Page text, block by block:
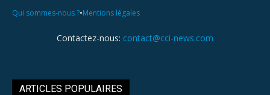
Qui sommes-nous ?•Mentions légales
Contactez-nous: contact@cci-news.com
ARTICLES POPULAIRES